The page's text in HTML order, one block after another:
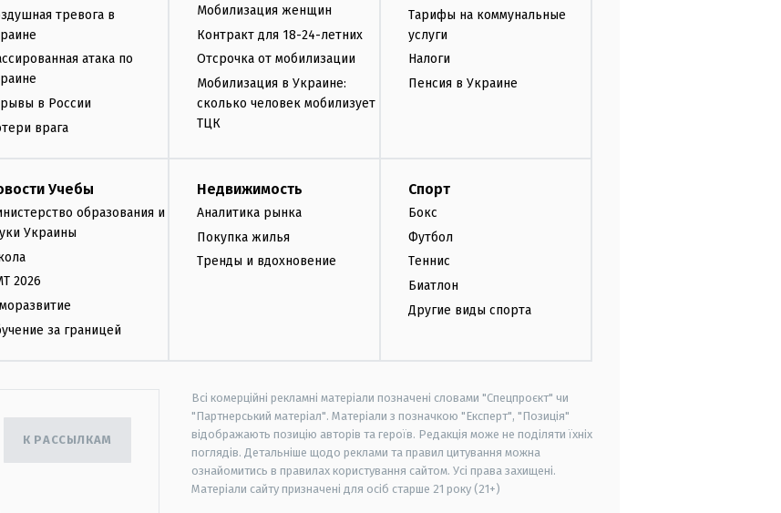
тревога в
атака по
в России
врага
Мобилизация женщин
Контракт для 18-24-летних
Отсрочка от мобилизации
Мобилизация в Украине:
сколько человек мобилизует
ТЦК
Тарифы на коммунальные
услуги
Налоги
Пенсия в Украине
Учебы
образования и
Украины
2026
за границей
Недвижимость
Аналитика рынка
Покупка жилья
Тренды и вдохновение
Спорт
Бокс
Футбол
Теннис
Биатлон
Другие виды спорта
К РАССЫЛКАМ
Всі комерційні рекламні матеріали позначені словами "Спецпроєкт" чи
"Партнерський матеріал". Матеріали з позначкою "Експерт", "Позиція"
відображають позицію авторів та героїв. Редакція може не поділяти їхніх
поглядів. Детальніше щодо реклами та правил цитування можна
ознайомитись в правилах користування сайтом. Усі права захищені.
Матеріали сайту призначені для осіб старше 21 року (21+)